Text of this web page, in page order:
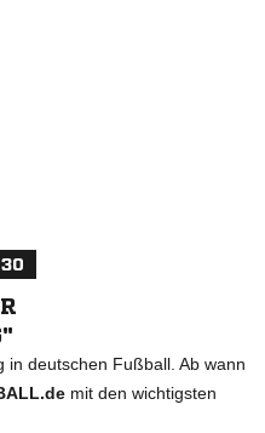
in deutschen Fußball. Ab wann
mit den wichtigsten